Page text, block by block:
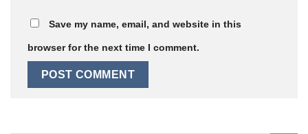
Save my name, email, and website in this
browser for the next time I comment.